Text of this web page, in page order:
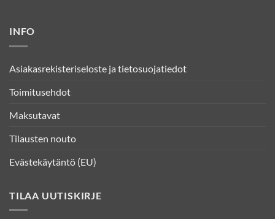
INFO
Asiakasrekisteriseloste ja tietosuojatiedot
Toimitusehdot
Maksutavat
Tilausten nouto
Evästekäytäntö (EU)
TILAA UUTISKIRJE